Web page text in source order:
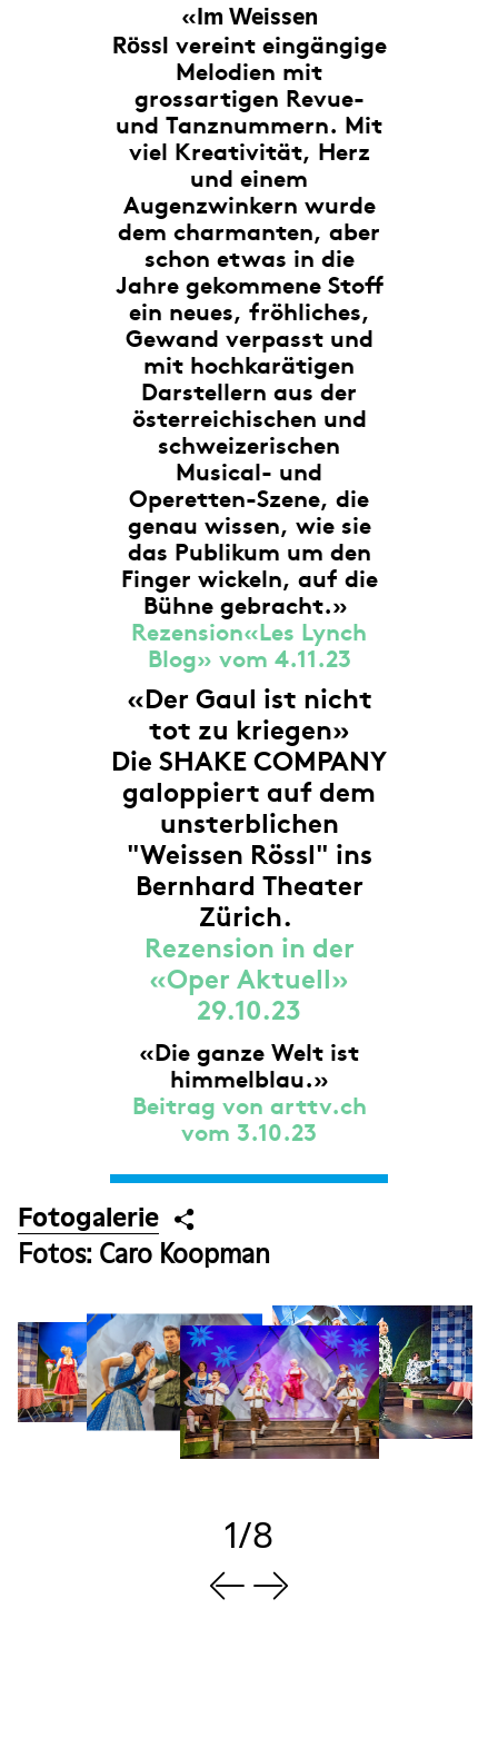
«Im Weissen
Rössl vereint eingängige
Melodien mit
grossartigen Revue-
und Tanznummern. Mit
viel Kreativität, Herz
und einem
Augenzwinkern wurde
dem charmanten, aber
schon etwas in die
Jahre gekommene Stoff
ein neues, fröhliches,
Gewand verpasst und
mit hochkarätigen
Darstellern aus der
österreichischen und
schweizerischen
Musical- und
Operetten-Szene, die
genau wissen, wie sie
das Publikum um den
Finger wickeln, auf die
Bühne gebracht.»
Rezension«Les Lynch
Blog» vom 4.11.23
«Der Gaul ist nicht
tot zu kriegen»
Die SHAKE COMPANY
galoppiert auf dem
unsterblichen
"Weissen Rössl" ins
Bernhard Theater
Zürich.
Rezension in der
«Oper Aktuell»
29.10.23
«Die ganze Welt ist
himmelblau.»
Beitrag von arttv.ch
vom 3.10.23
Fotogalerie
Fotos: Caro Koopman
1/8